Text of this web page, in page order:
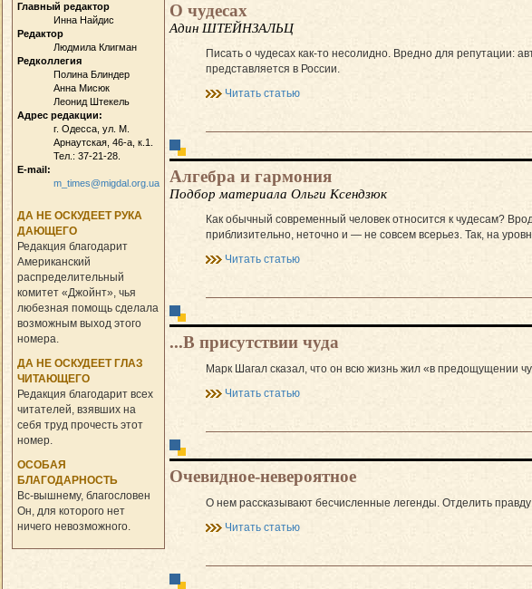
Главный редактор
Инна Найдис
Редактор
Людмила Клигман
Редколлегия
Полина Блиндер
Анна Мисюк
Леонид Штекель
Адрес редакции:
г. Одесса, ул. М.
Арнаутская, 46-а, к.1.
Тел.: 37-21-28.
E-mail:
m_times@migdal.org.ua
ДА НЕ ОСКУДЕЕТ РУКА
ДАЮЩЕГО
Редакция благодарит
Американский
распределительный
комитет «Джойнт», чья
любезная помощь сделала
возможным выход этого
номера.
ДА НЕ ОСКУДЕЕТ ГЛАЗ
ЧИТАЮЩЕГО
Редакция благодарит всех
читателей, взявших на
себя труд прочесть этот
номер.
ОСОБАЯ
БЛАГОДАРНОСТЬ
Вс-вышнему, благословен
Он, для которого нет
ничего невозможного.
О чудесах
Адин ШТЕЙНЗАЛЬЦ
Писать о чудесах как-то несолидно. Вредно для репутации:
представляется в России.
Читать статью
Алгебра и гармония
Подбор материала Ольги Ксендзюк
Как обычный современный человек относится к чудесам?
приблизительно, неточно и — не совсем всерьез. Так, на
Читать статью
...В присутствии чуда
Марк Шагал сказал, что он всю жизнь жил «в предощущении
Читать статью
Очевидное-невероятное
О нем рассказывают бесчисленные легенды. Отделить
Читать статью